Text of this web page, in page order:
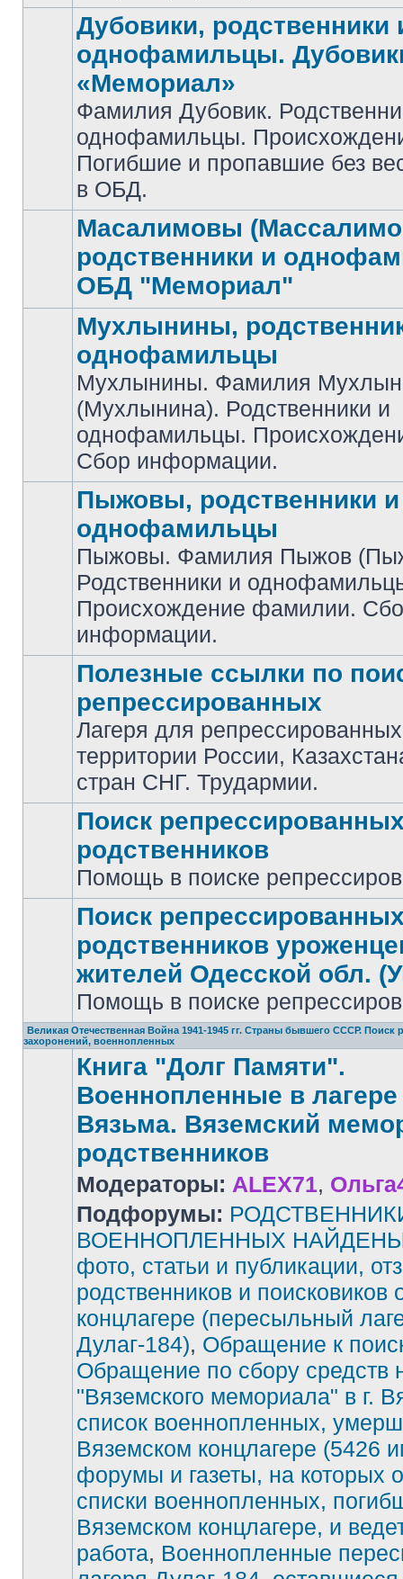
непрочитанных
сообщений
Дубовики, родственники
однофамильцы.
«Мемориал»
Фамилия Дубовик.
однофамильцы.
Погибшие и пропавшие без
в ОБД.
Нет
непрочитанных
сообщений
Масалимовы
родственники и
ОБД "Мемориал"
Нет
непрочитанных
сообщений
Мухлынины,
однофамильцы
Мухлынины. Фамилия
(Мухлынина). Родственники и
однофамильцы.
Сбор информации.
Нет
непрочитанных
сообщений
Пыжовы, родственники и
однофамильцы
Пыжовы. Фамилия Пыжов
Родственники и
Происхождение фамилии.
информации.
непрочитанных
сообщений
Полезные ссылки по
репрессированных
Лагеря для
территории России,
стран СНГ. Трудармии.
Нет
непрочитанных
сообщений
Поиск
родственников
Помощь в поиске
Нет
непрочитанных
сообщений
Поиск
родственников
жителей Одесской обл.
Помощь в поиске
Великая Отечественная Война 1941-1945 гг. Страны бывшего СССР. Поиск
захоронений, военнопленных
Книга "Долг Памяти".
Военнопленные в лагере
Вязьма. Вяземский
родственников
Модераторы: ALEX71,
Подфорумы:
ВОЕННОПЛЕННЫХ
фото, статьи и публикации,
родственников и поисковиков
концлагере (пересыльный
Дулаг-184), Обращение к
Обращение по сбору средств
"Вяземского мемориала" в г.
список военнопленных,
Вяземском концлагере (5426
форумы и газеты, на которых
списки военнопленных,
Вяземском концлагере, и
работа, Военнопленные